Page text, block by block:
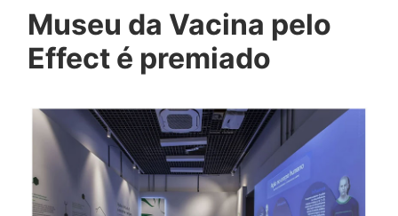
Museu da Vacina pelo
Effect é premiado